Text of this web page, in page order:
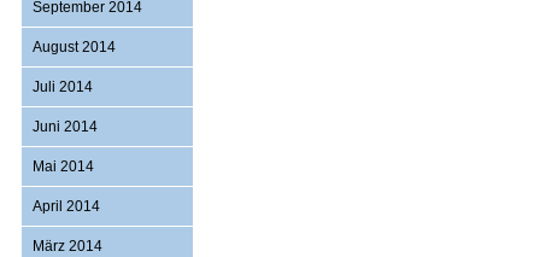
September 2014
August 2014
Juli 2014
Juni 2014
Mai 2014
April 2014
März 2014